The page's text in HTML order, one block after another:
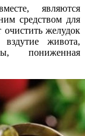
являются
средством для
желудок
живота,
пониженная